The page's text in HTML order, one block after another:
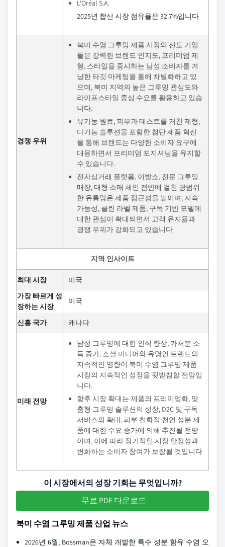
L'Oréal S.A.
2025년 합산 시장 점유율은 32.7%입니다
경쟁 우위
북미 수염 그루밍 제품 시장의 선도 기업
들은 강력한 브랜드 인지도, 프리미엄 제
형, 스타일을 중시하는 남성 소비자를 겨
냥한 타깃 마케팅을 통해 차별화하고 있
으며, 북미 지역의 높은 그루밍 관심도와
라이프스타일 중심 수요를 활용하고 있습
니다.
유기농 원료, 피부과 테스트를 거친 제형,
다기능 솔루션을 포함한 첨단 제품 혁신
을 통해 브랜드는 다양한 소비자 요구에
대응하면서 프리미엄 포지셔닝을 유지할
수 있습니다.
전자상거래 플랫폼, 이발소, 전문 그루밍
매장, 대형 소매 체인 전반에 걸친 광범위
한 유통망은 제품 접근성을 높이며, 지속
가능성, 클린 라벨 제품, 구독 기반 모델에
대한 관심이 확대되면서 고객 유지율과
경쟁 우위가 강화되고 있습니다
지역 인사이트
최대 시장
미국
가장 빠르게 성
장하는 시장
미국
신흥 국가 캐나다
미래 전망
남성 그루밍에 대한 인식 향상, 가처분 소
득 증가, 소셜 미디어와 유명인 트렌드의
지속적인 영향이 북미 수염 그루밍 제품
시장의 지속적인 성장을 뒷받침할 전망입
니다.
향후 시장 확대는 제품의 프리미엄화, 맞
춤형 그루밍 솔루션의 성장, D2C 및 구독
서비스의 확대, 피부 친화적·천연 성분 제
품에 대한 수요 증가에 의해 추진될 전망
이며, 이에 따라 장기적인 시장 안정성과
변화하는 소비자 참여가 보장될 것입니다
이 시장에서의 성장 기회는 무엇입니까?
무료 PDF 다운로드
북미 수염 그루밍 제품 산업 뉴스
2026년 6월, Bossman은 자체 개발한 특수 성분 함유 수염 오